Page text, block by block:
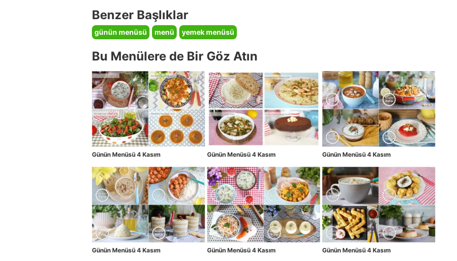
Benzer Başlıklar
günün menüsü menü yemek menüsü
Bu Menülere de Bir Göz Atın
Günün Menüsü 4 Kasım Günün Menüsü 4 Kasım Günün Menüsü 4 Kasım
Günün Menüsü 4 Kasım Günün Menüsü 4 Kasım Günün Menüsü 4 Kasım